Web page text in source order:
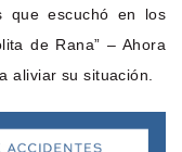
que escuchó en los
de Rana” – Ahora
aliviar su situación.